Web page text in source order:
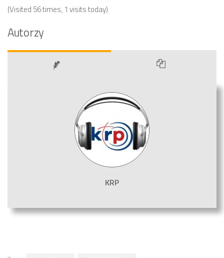
(Visited 56 times, 1 visits today)
Autorzy
KRP